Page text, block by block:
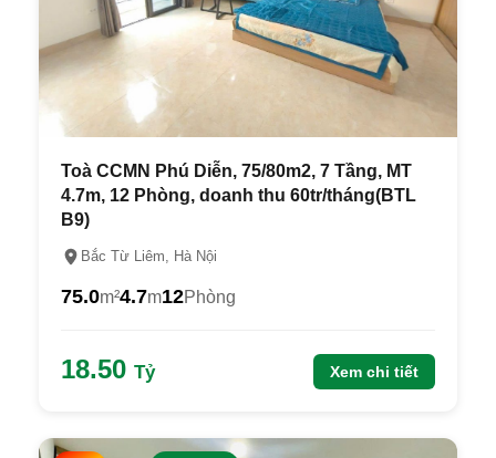
Toà CCMN Phú Diễn, 75/80m2, 7 Tầng, MT
4.7m, 12 Phòng, doanh thu 60tr/tháng(BTL
B9)
Bắc Từ Liêm, Hà Nội
75.0m²4.7m12Phòng
18.50 Tỷ Xem chi tiết